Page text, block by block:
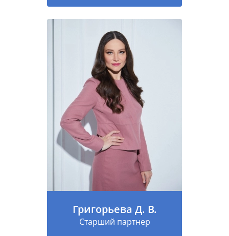
Григорьева Д. В.
Старший партнер